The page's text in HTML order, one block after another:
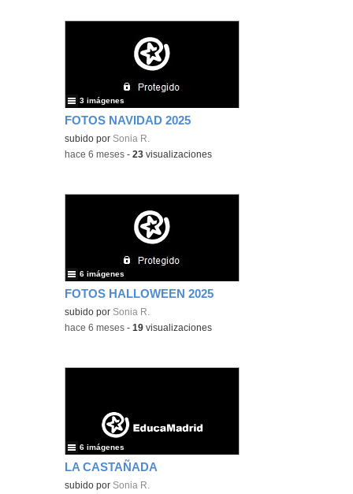
FOTOS NAVIDAD 2025
subido por Sonia R.
3 imágenes
-hace 6 meses -23 visualizaciones
FOTOS HALLOWEEN 2025
subido por Sonia R.
6 imágenes
-hace 6 meses -19 visualizaciones
LA CASTAÑADA
subido por Sonia R.
6 imágenes